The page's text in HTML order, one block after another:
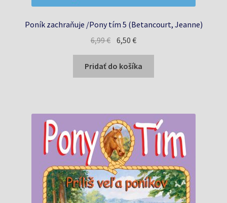
Poník zachraňuje /Pony tím 5 (Betancourt, Jeanne)
6,99€ Pôvodná
bola:
6,99 €.
6,50€Aktuálna
je:
6,50 €.
Pridať do košíka